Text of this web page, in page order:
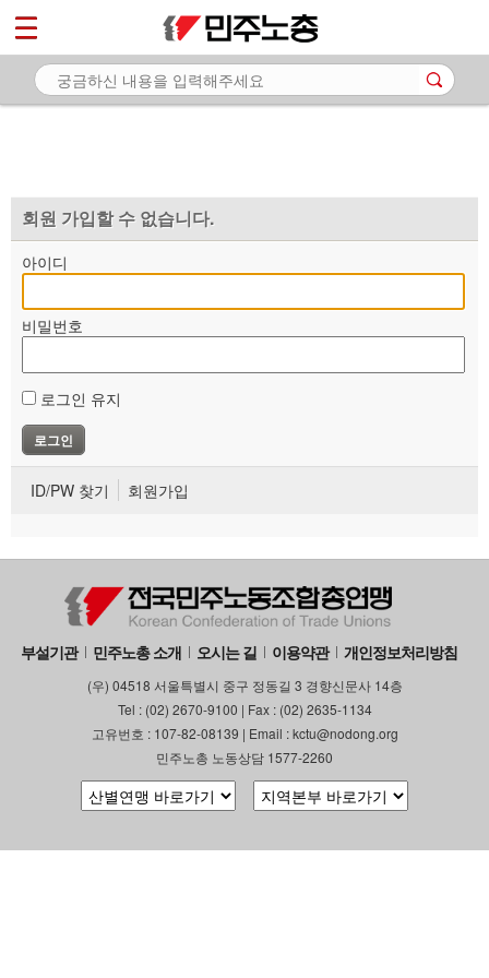
회원 가입할 수 없습니다.
아이디
비밀번호
로그인 유지
ID/PW 찾기 회원가입
부설기관 민주노총 소개 오시는 길 이용약관 개인정보처리방침
(우) 04518 서울특별시 중구 정동길 3 경향신문사 14층
Tel : (02) 2670-9100 | Fax : (02) 2635-1134
고유번호 : 107-82-08139 | Email : kctu@nodong.org
민주노총 노동상담 1577-2260
마이페이지
소개
자료
부설기관